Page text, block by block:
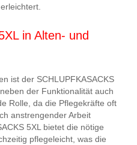
in Alten- und
ist der SCHLUPFKASACKS
der Funktionalität auch
Rolle, da die Pflegekräfte oft
anstrengender Arbeit
5XL bietet die nötige
pflegeleicht, was die